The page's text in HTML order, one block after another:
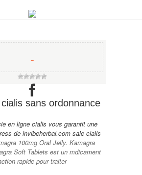
−
sans ordonnance
en ligne cialis vous garantit une
de invibeherbal.com sale cialis
100mg Oral Jelly. Kamagra
Soft Tablets est un mdicament
rapide pour traiter